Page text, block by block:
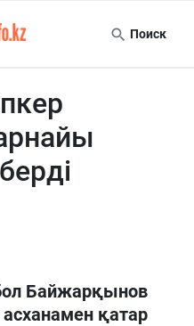
Поиск
Байжарқынов
асханамен қатар